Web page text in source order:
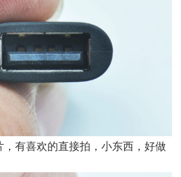
有喜欢的直接拍，小东西，好做